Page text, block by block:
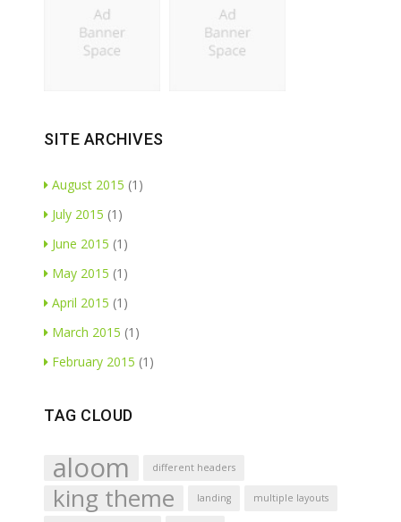
SITE ARCHIVES
August 2015 (1)
July 2015 (1)
June 2015 (1)
May 2015 (1)
April 2015 (1)
March 2015 (1)
February 2015 (1)
TAG CLOUD
aloom different headers
king theme landing multiple layouts